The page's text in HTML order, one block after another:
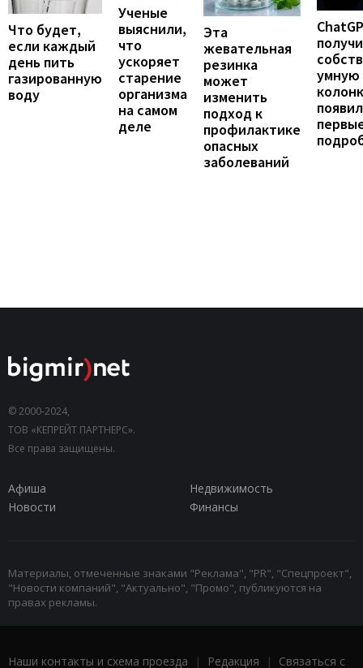
Что будет,
если каждый
день пить
газированную
воду
Ученые
выяснили,
что
ускоряет
старение
организма
на самом
деле
Эта
жевательная
резинка
может
изменить
подход к
профилактике
опасных
заболеваний
умную
© 2000-2024,
ТОВ «КЕПРЕЙТ ПАРТНЕРС».
Все права защищены.
Афиша
Недвижимость
Новости
Финансы
Материалы, отмеченные знаками "Реклама", "PR", "Спецпроект",
"Новости компаний", "Актуально", "Промо", публикуются на
правах рекламы.
Наши контакты и схема проезда | Редакция | Связаться с